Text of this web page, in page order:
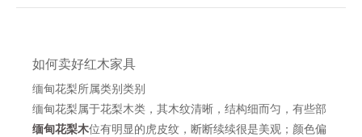
如何卖好红木家具
缅甸花梨所属类别类别
缅甸花梨属于花梨木类，其木纹清晰，结构细而匀，有些部
缅甸花梨木位有明显的虎皮纹，断断续续很是美观；颜色偏